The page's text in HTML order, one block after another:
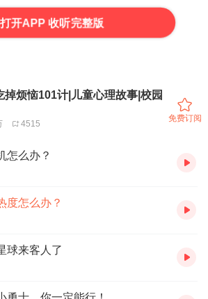
打开APP 收听完整版
掉烦恼101计|儿童心理故事|校园
4515
免费订阅
怎么办？
度怎么办？
球来客人了